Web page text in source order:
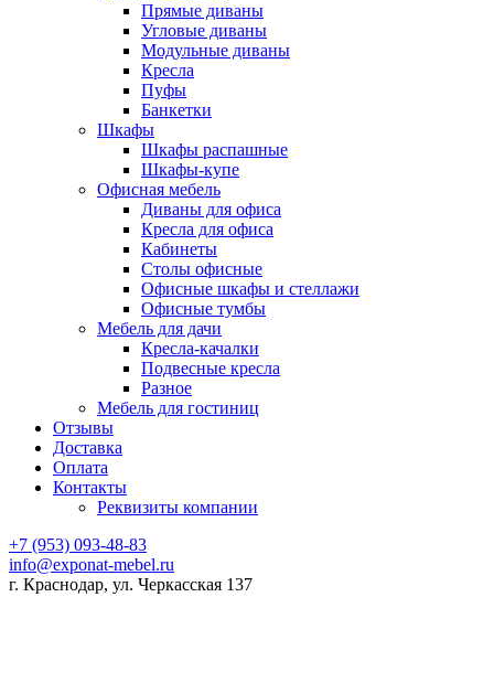
Прямые диваны
Угловые диваны
Модульные диваны
Кресла
Пуфы
Банкетки
Шкафы
Шкафы распашные
Шкафы-купе
Офисная мебель
Диваны для офиса
Кресла для офиса
Кабинеты
Столы офисные
Офисные шкафы и стеллажи
Офисные тумбы
Мебель для дачи
Кресла-качалки
Подвесные кресла
Разное
Мебель для гостиниц
Отзывы
Доставка
Оплата
Контакты
Реквизиты компании
+7 (953) 093-48-83
info@exponat-mebel.ru
г. Краснодар, ул. Черкасская 137